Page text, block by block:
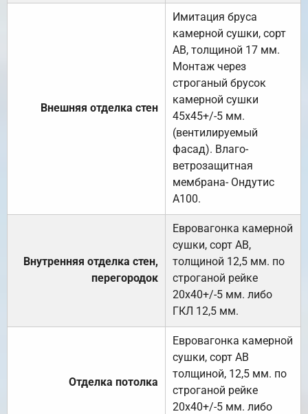
Внешняя отделка стен
Имитация бруса
камерной сушки, сорт
АВ, толщиной 17 мм.
Монтаж через
строганый брусок
камерной сушки
45х45+/-5 мм.
(вентилируемый
фасад). Влаго-
ветрозащитная
мембрана- Ондутис
А100.
Внутренняя отделка стен,
перегородок
Евровагонка камерной
сушки, сорт АВ,
толщиной 12,5 мм. по
строганой рейке
20х40+/-5 мм. либо
ГКЛ 12,5 мм.
Отделка потолка
Евровагонка камерной
сушки, сорт АВ
толщиной, 12,5 мм. по
строганой рейке
20х40+/-5 мм. либо